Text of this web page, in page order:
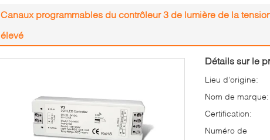
Canaux programmables du contrôleur 3 de lumière de la
élevé
Détails sur le
Lieu d'origine:
Nom de marque:
Certification:
Numéro de